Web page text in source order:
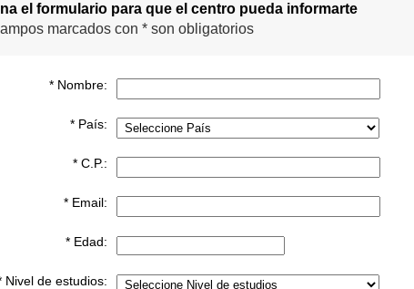
el formulario para que el centro pueda informarte
marcados con * son obligatorios
* Nombre:
* País:
* C.P.:
* Email:
* Edad:
Nivel de estudios: